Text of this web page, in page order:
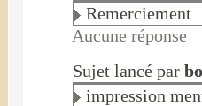
Remerciement
Aucune réponse
Sujet lancé par
impression